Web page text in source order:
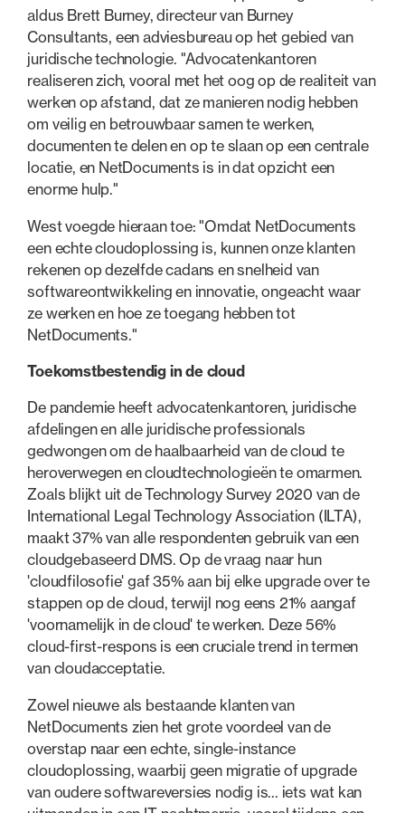
aldus Brett Burney, directeur van Burney
Consultants, een adviesbureau op het gebied van
juridische technologie. "Advocatenkantoren
realiseren zich, vooral met het oog op de realiteit van
werken op afstand, dat ze manieren nodig hebben
om veilig en betrouwbaar samen te werken,
documenten te delen en op te slaan op een centrale
locatie, en NetDocuments is in dat opzicht een
enorme hulp."
West voegde hieraan toe: "Omdat NetDocuments
een echte cloudoplossing is, kunnen onze klanten
rekenen op dezelfde cadans en snelheid van
softwareontwikkeling en innovatie, ongeacht waar
ze werken en hoe ze toegang hebben tot
NetDocuments."
Toekomstbestendig in de cloud
De pandemie heeft advocatenkantoren, juridische
afdelingen en alle juridische professionals
gedwongen om de haalbaarheid van de cloud te
heroverwegen en cloudtechnologieën te omarmen.
Zoals blijkt uit de Technology Survey 2020 van de
International Legal Technology Association (ILTA),
maakt 37% van alle respondenten gebruik van een
cloudgebaseerd DMS. Op de vraag naar hun
'cloudfilosofie' gaf 35% aan bij elke upgrade over te
stappen op de cloud, terwijl nog eens 21% aangaf
'voornamelijk in de cloud' te werken. Deze 56%
cloud-first-respons is een cruciale trend in termen
van cloudacceptatie.
Zowel nieuwe als bestaande klanten van
NetDocuments zien het grote voordeel van de
overstap naar een echte, single-instance
cloudoplossing, waarbij geen migratie of upgrade
van oudere softwareversies nodig is... iets wat kan